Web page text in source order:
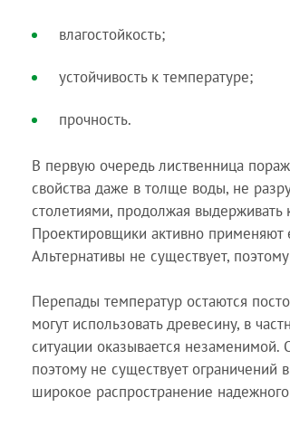
влагостойкость;
устойчивость к температуре;
прочность.
В первую очередь лиственница
свойства даже в толще воды, не
столетиями, продолжая
Проектировщики активно
Альтернативы не существует,
Перепады температур остаются
могут использовать древесину, в
ситуации оказывается
поэтому не существует
широкое распространение